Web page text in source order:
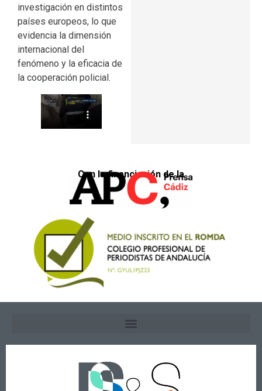
investigación en distintos
países europeos, lo que
evidencia la dimensión
internacional del
fenómeno y la eficacia de
la cooperación policial.
Con la financiación de la